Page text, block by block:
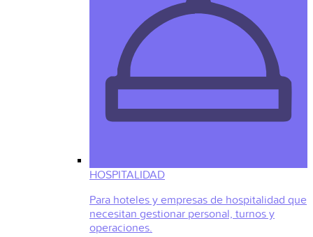
HOSPITALIDAD
Para hoteles y empresas de hospitalidad que
necesitan gestionar personal, turnos y
operaciones.